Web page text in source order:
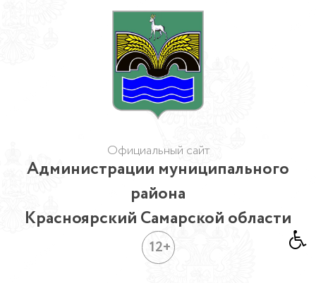
Официальный сайт
Администрации муниципального
района
Красноярский Самарской области
12+